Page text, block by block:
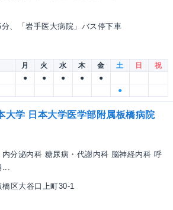
、「岩手医大病院」バス停下車
月 火 水 木 金 土 日
祝
● ● ● ●
●
●
大学 日本大学医学部附属板橋病院
分泌内科 糖尿病・代謝内科 脳神経内科 呼
...
区大谷口上町30-1